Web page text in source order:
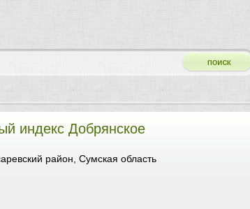
индекс Добрянское
район, Сумская область